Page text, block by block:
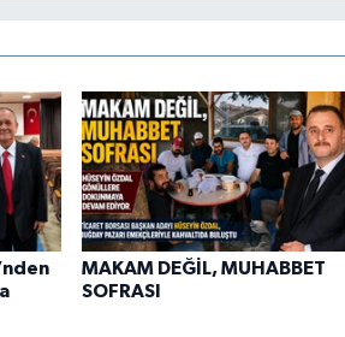
MAKAM DEĞİL, MUHABBET
SOFRASI